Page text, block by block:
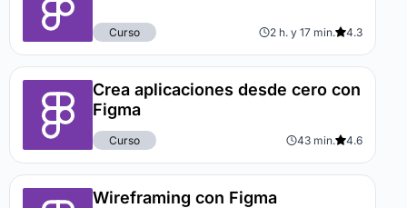
Curso 2 h. y 17 min. 4.3
Crea aplicaciones desde cero con
Figma
Curso 43 min. 4.6
Wireframing con Figma